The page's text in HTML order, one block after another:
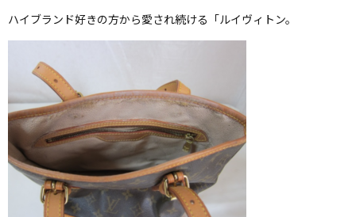
ハイブランド好きの方から愛され続ける「ルイヴィトン。